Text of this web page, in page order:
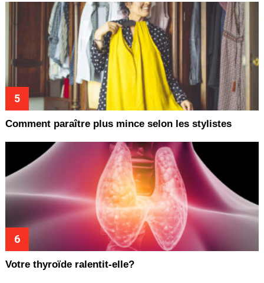
Comment paraître plus mince selon les stylistes
Votre thyroïde ralentit-elle?